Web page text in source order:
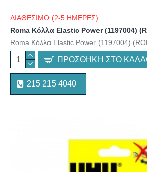
ΔΙΑΘΕΣΙΜΟ (2-5 ΗΜΕΡΕΣ)
Roma Κόλλα Elastic Power (1197004)
Roma Κόλλα Elastic Power (1197004)
ΠΡΟΣΘΉΚΗ ΣΤΟ
215 215 4040